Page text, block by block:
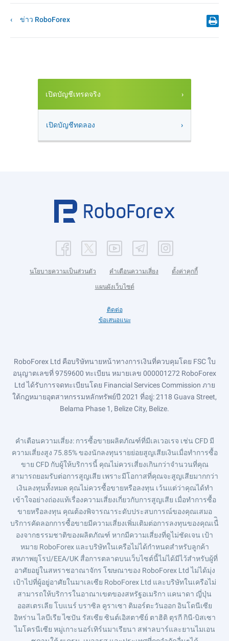
ข่าว RoboForex
เปิดบัญชีเทรดจริง
เปิดบัญชีทดลอง
นโยบายความเป็นส่วนตัว คำเตือนความเสี่ยง ตั้งค่าคุกกี้
แผนผังเว็บไซต์
ติดต่อ
ข้อเสนอแนะ
RoboForex Ltd คือบริษัทนายหน้าทางการเงินที่ควบคุมโดย FSC ใบ
อนุญาตเลขที่ 9759600 ทะเบียน หมายเลข 000001272 RoboForex
Ltd ได้รับการจดทะเบียนโดย Financial Services Commission ภาย
ใต้กฎหมายอุตสาหกรรมหลักทรัพย์ปี 2021 ที่อยู่: 2118 Guava Street,
Belama Phase 1, Belize City, Belize.
คำเตือนความเสี่ยง: การซื้อขายผลิตภัณฑ์ที่มีเลเวอเรจ เช่น CFD มี
ความเสี่ยงสูง 75.85% ของนักลงทุนรายย่อยสูญเสียเงินเมื่อทำการซื้อ
ขาย CFD กับผู้ให้บริการนี้ คุณไม่ควรเสี่ยงเกินกว่าจำนวนที่คุณ
สามารถยอมรับต่อการสูญเสีย เพราะมีโอกาสที่คุณจะสูญเสียมากกว่า
เงินลงทุนทั้งหมด คุณไม่ควรซื้อขายหรือลงทุน เว้นแต่ว่าคุณได้ทำ
เข้าใจอย่างถ่องแท้เรื่องความเสี่ยงเกี่ยวกับการสูญเสีย เมื่อทำการซื้อ
ขายหรือลงทุน คุณต้องพิจารณาระดับประสบการณ์ของคุณเสมอ
บริการคัดลอกการซื้อขายมีความเสี่ยงเพิ่มเติมต่อการลงทุนของคุณเนื่ิ
องจากธรรมชาติของผลิตภัณฑ์ หากมีความเสี่ยงที่ดูไม่ชัดเจน เป้า
หมาย RoboForex และบริษัทในเครือไม่ได้กำหนดสำหรับลูกค้า
สหภาพยุโรป/EEA/UK สื่อการตลาดบนเว็บไซต์นี้ไม่ได้มีไว้สำหรับผู้ที่
อาศัยอยู่ในสหราชอาณาจักร โฆษณาของ RoboForex Ltd ไม่ได้มุ่ง
เป้าไปที่ผู้อยู่อาศัยในมาเลเซีย RoboForex Ltd และบริษัทในเครือไม่
สามารถให้บริการในอาณาเขตของสหรัฐอเมริกา แคนาดา ญี่ปุ่น
ออสเตรเลีย โบแนร์ บราซิล คูราเซา ติมอร์ตะวันออก อินโดนีเซีย
อิหร่าน ไลบีเรีย ไซปัน รัสเซีย ซินต์เอิสตาซีย์ ตาฮิติ ตุรกี กินี-บิสเซา
ไมโครนีเซีย หมู่เกาะนอร์เทิร์นมาเรียนา สฟาลบาร์และยานไมเอน